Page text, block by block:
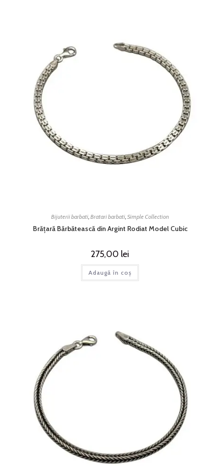
Bijuterii barbati,Bratari barbati,Simple Collection
Brățară Bărbătească din Argint Rodiat Model Cubic
275,00 lei
Adaugă în coș